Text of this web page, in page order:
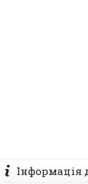
Інформація